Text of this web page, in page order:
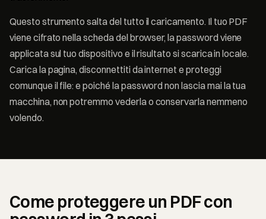
Questo strumento salta del tutto il caricamento. Il tuo PDF
viene cifrato nella scheda del browser, la password viene
applicata sul tuo dispositivo e il risultato si scarica in locale.
Carica la pagina, disconnettiti da internet e proteggi
comunque il file: e poiché la password non lascia mai la tua
macchina, non potremmo vederla o conservarla nemmeno
volendo.
Come proteggere un PDF con